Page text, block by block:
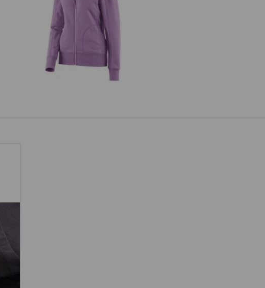
e.s. Bunda Sweat poly cotton, dámské